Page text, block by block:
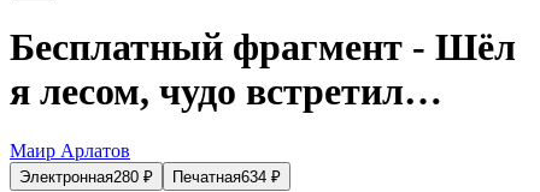
Бесплатный фрагмент - Шёл
я лесом, чудо встретил…
Маир Арлатов
Электронная280 ₽ Печатная634 ₽